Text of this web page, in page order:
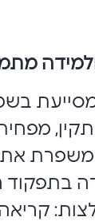
תקין,
משפרת
בתפקוד